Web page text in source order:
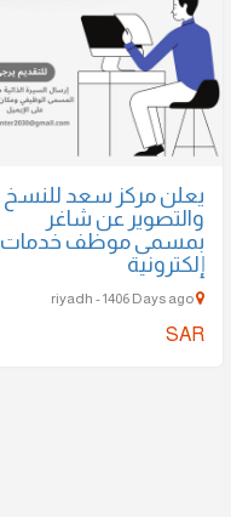
يعلن مركز سعد للنسخ
والتصوير عن شاغر
بمسمى موظف خدمات
إلكترونية
SAR